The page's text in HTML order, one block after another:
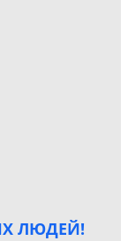
ЛЮДЕЙ!